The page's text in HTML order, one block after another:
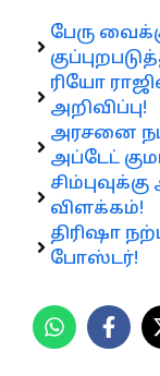
பேரு
ரியோ
அறிவிப்பு!
அரசனை
அப்டேட்
விளக்கம்!
திரிஷா
போஸ்டர்!